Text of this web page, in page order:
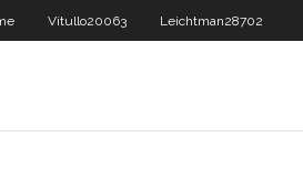
Vitullo20063 Leichtman28702